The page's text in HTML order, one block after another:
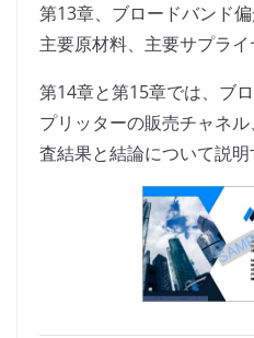
第13章、ブロードバンド
主要原材料、主要サプライ
第14章と第15章では、ブ
プリッターの販売チャネ
査結果と結論について説明